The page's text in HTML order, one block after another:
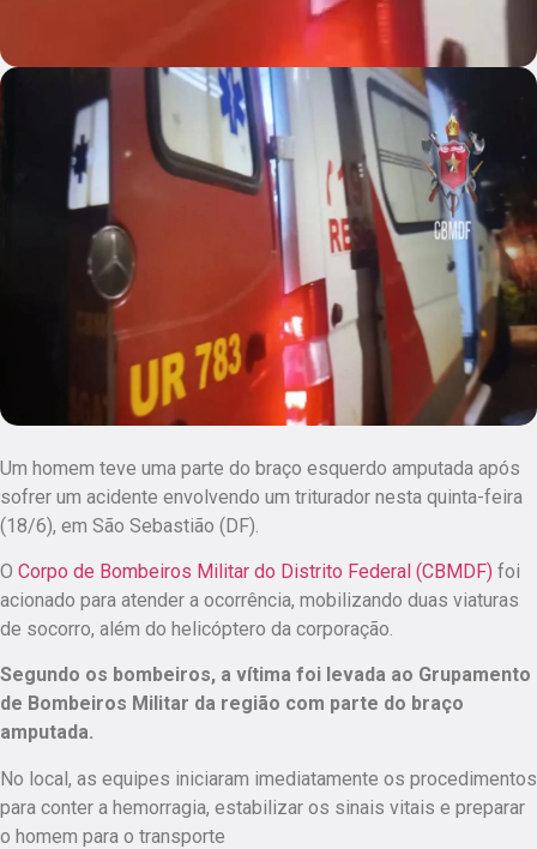
Um homem teve uma parte do braço esquerdo amputada após
sofrer um acidente envolvendo um triturador nesta quinta-feira
(18/6), em São Sebastião (DF).
O Corpo de Bombeiros Militar do Distrito Federal (CBMDF) foi
acionado para atender a ocorrência, mobilizando duas viaturas
de socorro, além do helicóptero da corporação.
Segundo os bombeiros, a vítima foi levada ao Grupamento
de Bombeiros Militar da região com parte do braço
amputada.
No local, as equipes iniciaram imediatamente os procedimentos
para conter a hemorragia, estabilizar os sinais vitais e preparar
o homem para o transporte